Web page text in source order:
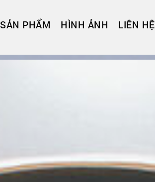
SẢN PHẨM HÌNH ẢNH LIÊN HỆ